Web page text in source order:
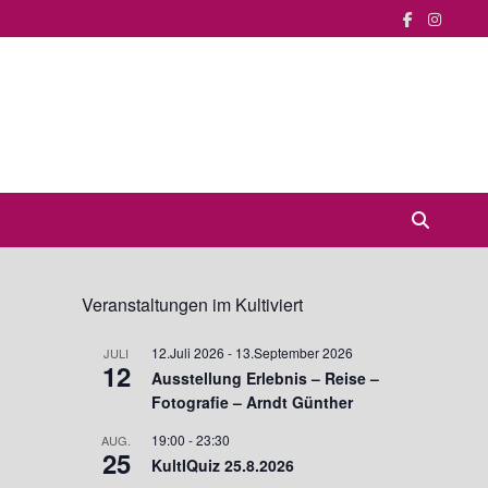
Veranstaltungen im Kultiviert
JULI
12
12.Juli 2026 - 13.September 2026
Ausstellung Erlebnis – Reise –
Fotografie – Arndt Günther
AUG.
25
19:00 -23:30
KultIQuiz 25.8.2026